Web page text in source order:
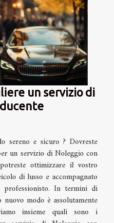
un servizio di
sereno e sicuro ? Dovreste
un servizio di Noleggio con
ottimizzare il vostro
di lusso e accompagnato
In termini di
modo è assolutamente
insieme quali sono i